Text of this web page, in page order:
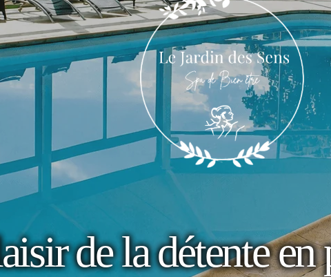
de la détente en